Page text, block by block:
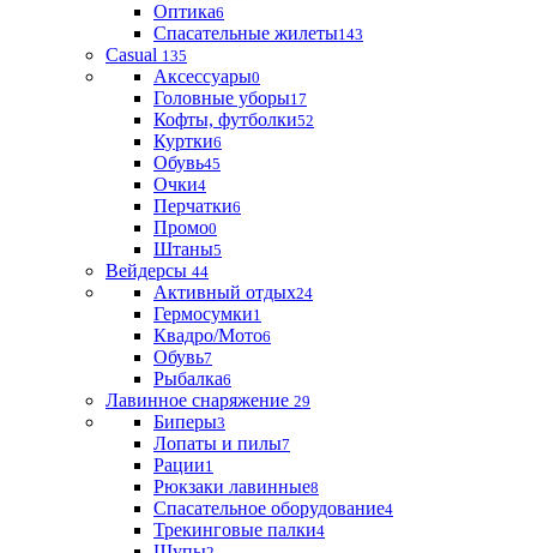
Оптика6
Спасательные жилеты143
Casual 135
Аксессуары0
Головные уборы17
Кофты, футболки52
Куртки6
Обувь45
Очки4
Перчатки6
Промо0
Штаны5
Вейдерсы 44
Активный отдых24
Гермосумки1
Квадро/Мото6
Обувь7
Рыбалка6
Лавинное снаряжение 29
Биперы3
Лопаты и пилы7
Рации1
Рюкзаки лавинные8
Спасательное оборудование4
Трекинговые палки4